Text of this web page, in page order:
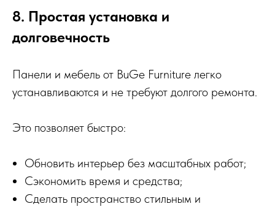
8. Простая установка и
долговечность
Панели и мебель от BuGe Furniture легко
устанавливаются и не требуют долгого ремонта.
Это позволяет быстро:
Обновить интерьер без масштабных работ;
Сэкономить время и средства;
Сделать пространство стильным и